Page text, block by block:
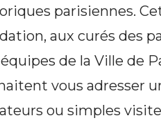
parisiennes.
aux curés des
de la Ville de
vous adresser
ou simples